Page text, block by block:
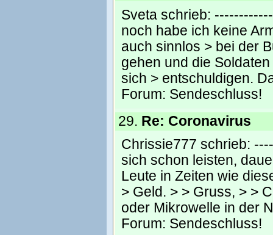
Sveta schrieb:
noch habe ich keine
auch sinnlos > bei der
gehen und die
sich > entschuldigen.
Forum: Sendeschluss!
29. Re: Coronavirus
Chrissie777 schrieb:
sich schon leisten,
Leute in Zeiten wie
> Geld. > > Gruss, > >
oder Mikrowelle in der
Forum: Sendeschluss!